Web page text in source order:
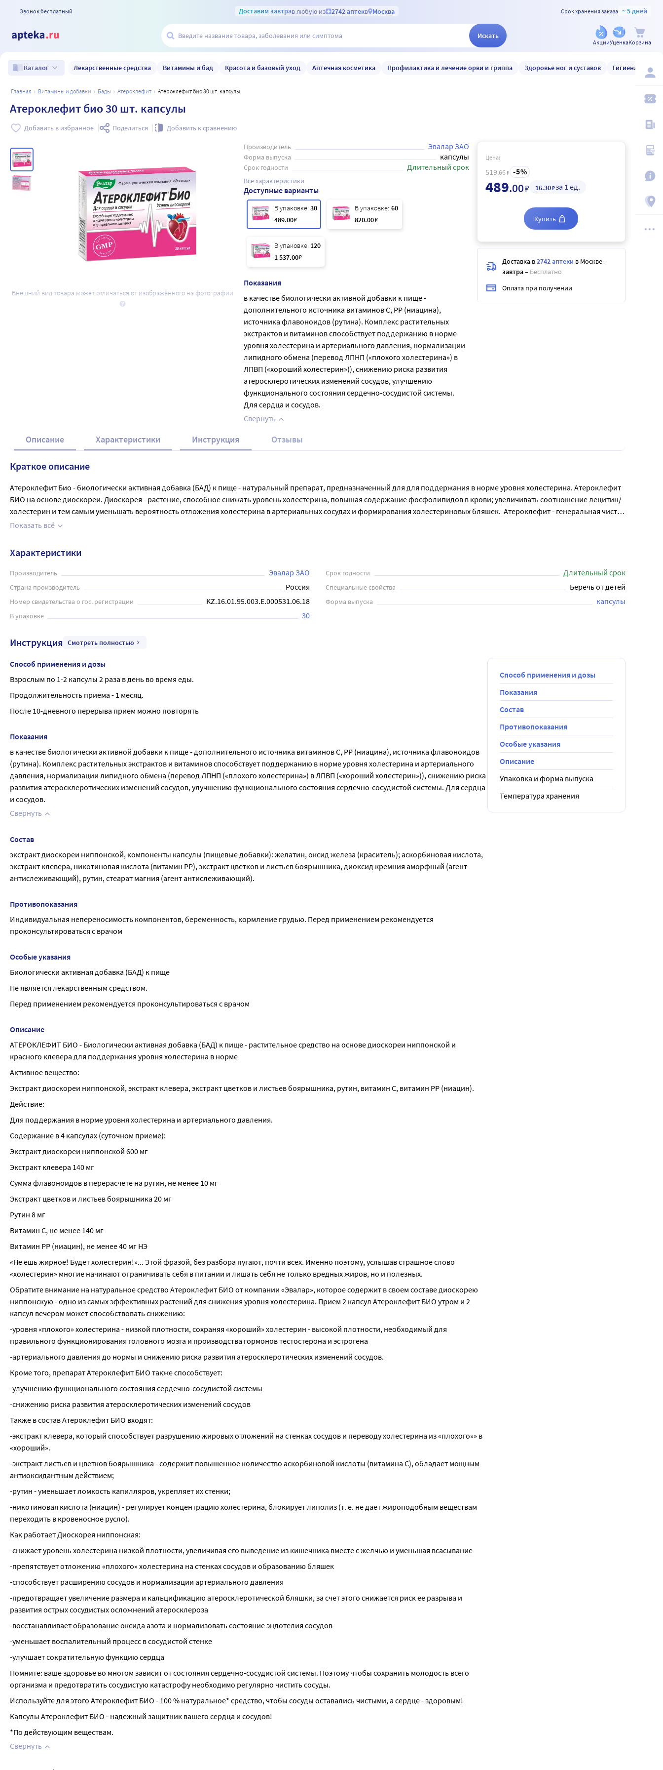
Звонок бесплатный Доставим завтрав любую из 2742 аптекв Москва Срок хранения заказа ~ 5 дней
Искать
АкцииУценкаКорзина
Каталог Лекарственные средства Витамины и бад Красота и базовый уход Аптечная косметика Профилактика и лечение орви и гриппа Здоровье ног и суставов Гигиена и уход
главная витамины и добавки бады атероклефит Атероклефит био 30 шт. капсулы
Атероклефит био 30 шт. капсулы
Добавить в избранное Поделиться Добавить к сравнению
Внешний вид товара может отличаться от изображённого на фотографии
Производитель Эвалар ЗАО
Форма выпуска капсулы
Срок годности Длительный срок
Все характеристики
Доступные варианты
В упаковке: 30
489.00₽
В упаковке: 60
820.00₽
В упаковке: 120
1 537.00₽
Показания
в качестве биологически активной добавки к пище -
дополнительного источника витаминов С, РР (ниацина),
источника флавоноидов (рутина). Комплекс растительных
экстрактов и витаминов способствует поддержанию в норме
уровня холестерина и артериального давления, нормализации
липидного обмена (перевод ЛПНП («плохого холестерина») в
ЛПВП («хороший холестерин»)), снижению риска развития
атеросклеротических изменений сосудов, улучшению
функционального состояния сердечно-сосудистой системы.
Для сердца и сосудов.
Свернуть
Цена:
519.66₽ 5
489.00₽ 16.30₽за 1 ед.
Купить
Доставка в2742 аптеки в Москве–
завтра– Бесплатно
Оплата при получении
Описание Характеристики Инструкция Отзывы
Краткое описание
Атероклефит Био - биологически активная добавка (БАД) к пище - натуральный препарат, предназначенный для для поддержания в норме уровня холестерина. Атероклефит
БИО на основе диоскореи. Диоскорея - растение, способное снижать уровень холестерина, повышая содержание фосфолипидов в крови; увеличивать соотношение лецитин/
холестерин и тем самым уменьшать вероятность отложения холестерина в артериальных сосудах и формирования холестериновых бляшек.  Атероклефит - генеральная чистка
сосудов от холестерина! Атероклефит БИО способствует: поддержанию в норме уровня холестерина и артериального давления; нормализации липидного обмена (перевод
повторять.
Принимать препарат нужно в соответствии с рекомендациями врача.
Показать всё
Характеристики
Производитель Эвалар ЗАО Срок годности Длительный срок
Страна производитель Россия Специальные свойства Беречь от детей
Номер свидетельства о гос. регистрации KZ.16.01.95.003.E.000531.06.18 Форма выпуска капсулы
В упаковке 30
Инструкция Смотреть полностью
Способ применения и дозы
Взрослым по 1-2 капсулы 2 раза в день во время еды.
Продолжительность приема - 1 месяц.
После 10-дневного перерыва прием можно повторять
Показания
в качестве биологически активной добавки к пище - дополнительного источника витаминов С, РР (ниацина), источника флавоноидов
(рутина). Комплекс растительных экстрактов и витаминов способствует поддержанию в норме уровня холестерина и артериального
давления, нормализации липидного обмена (перевод ЛПНП («плохого холестерина») в ЛПВП («хороший холестерин»)), снижению риска
развития атеросклеротических изменений сосудов, улучшению функционального состояния сердечно-сосудистой системы. Для сердца
и сосудов.
Свернуть
Состав
экстракт диоскореи ниппонской, компоненты капсулы (пищевые добавки): желатин, оксид железа (краситель); аскорбиновая кислота,
экстракт клевера, никотиновая кислота (витамин РР), экстракт цветков и листьев боярышника, диоксид кремния аморфный (агент
антислеживающий), рутин, стеарат магния (агент антислеживающий).
Противопоказания
Индивидуальная непереносимость компонентов, беременность, кормление грудью. Перед применением рекомендуется
проконсультироваться с врачом
Особые указания
Биологически активная добавка (БАД) к пище
Не является лекарственным средством.
Перед применением рекомендуется проконсультироваться с врачом
Описание
АТЕРОКЛЕФИТ БИО - Биологически активная добавка (БАД) к пище - растительное средство на основе диоскореи ниппонской и
красного клевера для поддержания уровня холестерина в норме
Активное вещество:
Экстракт диоскореи ниппонской, экстракт клевера, экстракт цветков и листьев боярышника, рутин, витамин С, витамин РР (ниацин).
Действие:
Для поддержания в норме уровня холестерина и артериального давления.
Содержание в 4 капсулах (суточном приеме):
Экстракт диоскореи ниппонской 600 мг
Экстракт клевера 140 мг
Сумма флавоноидов в перерасчете на рутин, не менее 10 мг
Экстракт цветков и листьев боярышника 20 мг
Рутин 8 мг
Витамин С, не менее 140 мг
Витамин PP (ниацин), не менее 40 мг НЭ
«Не ешь жирное! Будет холестерин!»... Этой фразой, без разбора пугают, почти всех. Именно поэтому, услышав страшное слово
«холестерин» многие начинают ограничивать себя в питании и лишать себя не только вредных жиров, но и полезных.
Обратите внимание на натуральное средство Атероклефит БИО от компании «Эвалар», которое содержит в своем составе диоскорею
ниппонскую - одно из самых эффективных растений для снижения уровня холестерина. Прием 2 капсул Атероклефит БИО утром и 2
капсул вечером может способствовать снижению:
-уровня «плохого» холестерина - низкой плотности, сохраняя «хороший» холестерин - высокой плотности, необходимый для
правильного функционирования головного мозга и производства гормонов тестостерона и эстрогена
-артериального давления до нормы и снижению риска развития атеросклеротических изменений сосудов.
Кроме того, препарат Атероклефит БИО также способствует:
-улучшению функционального состояния сердечно-сосудистой системы
-снижению риска развития атеросклеротических изменений сосудов
Также в состав Атероклефит БИО входят:
-экстракт клевера, который способствует разрушению жировых отложений на стенках сосудов и переводу холестерина из «плохого»» в
«хороший».
-экстракт листьев и цветков боярышника - содержит повышенное количество аскорбиновой кислоты (витамина С), обладает мощным
антиоксидантным действием;
-рутин - уменьшает ломкость капилляров, укрепляет их стенки;
-никотиновая кислота (ниацин) - регулирует концентрацию холестерина, блокирует липолиз (т. е. не дает жироподобным веществам
переходить в кровеносное русло).
Как работает Диоскорея ниппонская:
-снижает уровень холестерина низкой плотности, увеличивая его выведение из кишечника вместе с желчью и уменьшая всасывание
-препятствует отложению «плохого» холестерина на стенках сосудов и образованию бляшек
-способствует расширению сосудов и нормализации артериального давления
-предотвращает увеличение размера и кальцификацию атеросклеротической бляшки, за счет этого снижается риск ее разрыва и
развития острых сосудистых осложнений атеросклероза
-восстанавливает образование оксида азота и нормализовать состояние эндотелия сосудов
-уменьшает воспалительный процесс в сосудистой стенке
-улучшает сократительную функцию сердца
Помните: ваше здоровье во многом зависит от состояния сердечно-сосудистой системы. Поэтому чтобы сохранить молодость всего
организма и предотвратить сосудистую катастрофу необходимо регулярно чистить сосуды.
Используйте для этого Атероклефит БИО - 100 % натуральное* средство, чтобы сосуды оставались чистыми, а сердце - здоровым!
Капсулы Атероклефит БИО - надежный защитник вашего сердца и сосудов!
*По действующим веществам.
Свернуть
Способ применения и дозы
Показания
Состав
Противопоказания
Особые указания
Описание
Упаковка и форма выпуска
Температура хранения